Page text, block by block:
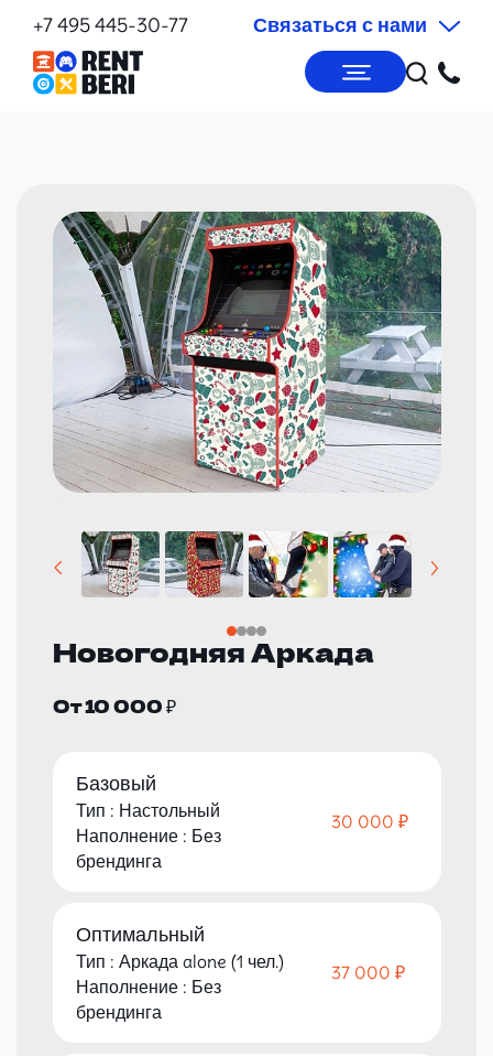
+7 495 445-30-77 Связаться с нами
Новогодняя Аркада
От 10 000 ₽
Базовый
Тип : Настольный
Наполнение : Без
брендинга
30 000 ₽
Оптимальный
Тип : Аркада alone (1 чел.)
Наполнение : Без
брендинга
37 000 ₽